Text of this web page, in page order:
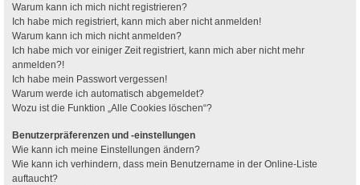
Warum kann ich mich nicht registrieren?
Ich habe mich registriert, kann mich aber nicht anmelden!
Warum kann ich mich nicht anmelden?
Ich habe mich vor einiger Zeit registriert, kann mich aber nicht mehr
anmelden?!
Ich habe mein Passwort vergessen!
Warum werde ich automatisch abgemeldet?
Wozu ist die Funktion „Alle Cookies löschen“?
Benutzerpräferenzen und -einstellungen
Wie kann ich meine Einstellungen ändern?
Wie kann ich verhindern, dass mein Benutzername in der Online-Liste
auftaucht?